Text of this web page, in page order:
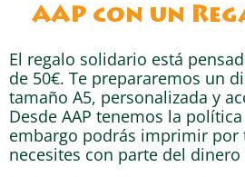
AAP con un
El regalo solidario está
de 50€. Te prepararemos un
tamaño A5, personalizada y
Desde AAP tenemos la
embargo podrás imprimir por
necesites con parte del